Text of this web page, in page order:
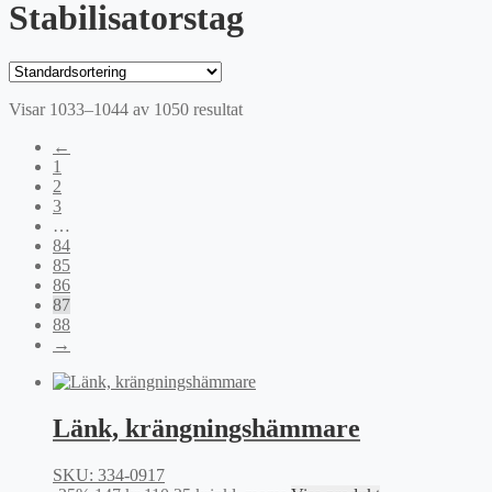
Stabilisatorstag
Visar 1033–1044 av 1050 resultat
←
1
2
3
…
84
85
86
87
88
→
Länk, krängningshämmare
SKU: 334-0917